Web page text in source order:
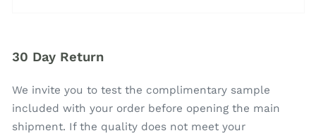
30 Day Return
We invite you to test the complimentary sample
included with your order before opening the main
shipment. If the quality does not meet your